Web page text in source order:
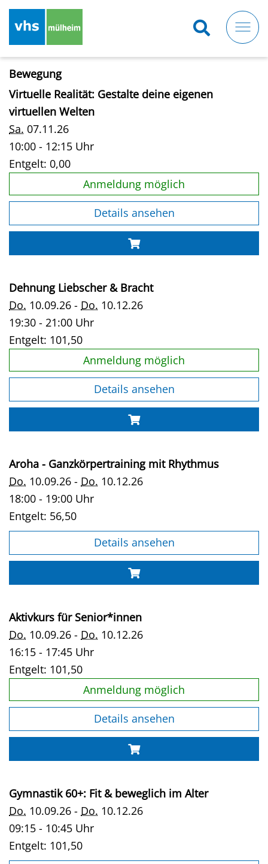
Bewegung
Virtuelle Realität: Gestalte deine eigenen
virtuellen Welten
Sa. 07.11.26
10:00 - 12:15 Uhr
Entgelt: 0,00
Anmeldung möglich
Details ansehen
Dehnung Liebscher & Bracht
Do. 10.09.26 - Do. 10.12.26
19:30 - 21:00 Uhr
Entgelt: 101,50
Anmeldung möglich
Details ansehen
Aroha - Ganzkörpertraining mit Rhythmus
Do. 10.09.26 - Do. 10.12.26
18:00 - 19:00 Uhr
Entgelt: 56,50
Details ansehen
Aktivkurs für Senior*innen
Do. 10.09.26 - Do. 10.12.26
16:15 - 17:45 Uhr
Entgelt: 101,50
Anmeldung möglich
Details ansehen
Gymnastik 60+: Fit & beweglich im Alter
Do. 10.09.26 - Do. 10.12.26
09:15 - 10:45 Uhr
Entgelt: 101,50